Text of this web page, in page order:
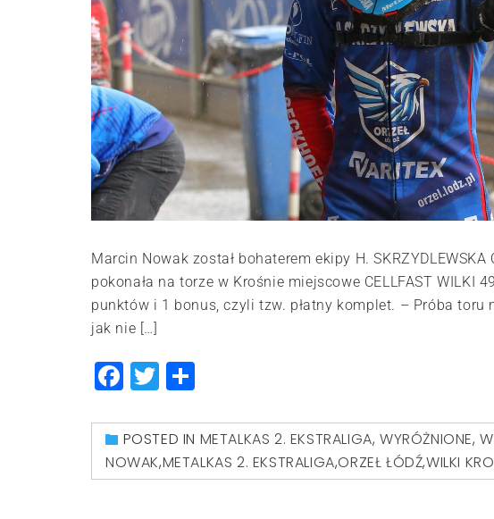
Marcin Nowak został bohaterem ekipy H.
pokonała na torze w Krośnie miejscowe CELLFAST WILKI
punktów i 1 bonus, czyli tzw. płatny komplet. – Próba toru
jak nie […]
Facebook
Twitter
POSTED IN METALKAS 2. EKSTRALIGA,WYRÓŻNIONE,
NOWAK,METALKAS 2. EKSTRALIGA,ORZEŁ ŁÓDŹ,WILKI